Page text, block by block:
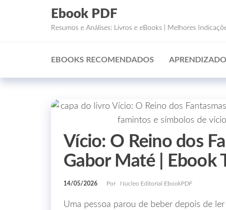
Ebook PDF
Resumos e Análises: Livros e eBooks | Melhores
EBOOKS RECOMENDADOS
Vício: O Reino dos
Gabor Maté | Ebook
14/05/2026 Por Núcleo Editorial EbookPDF
Uma pessoa parou de beber depois de